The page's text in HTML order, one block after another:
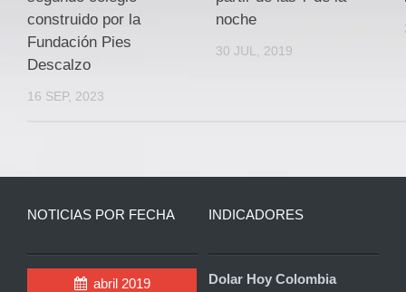
construido por la
Fundación Pies
Descalzo
16 SEP, 2023
noche
30 JUL, 2019
NOTICIAS POR FECHA
abril 2019
INDICADORES
Dolar Hoy Colombia